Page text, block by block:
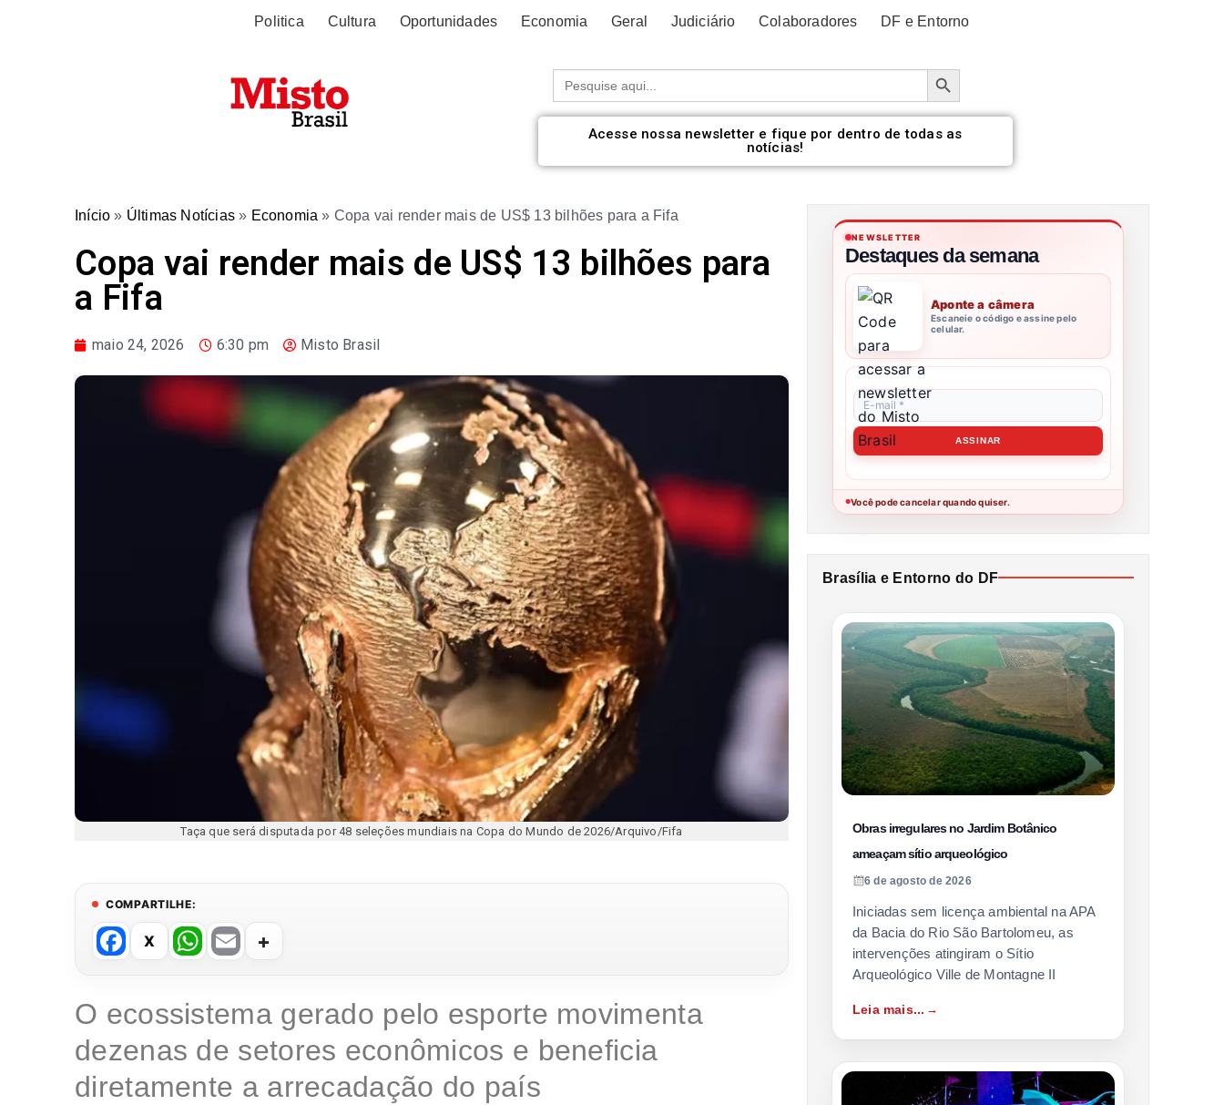
Politica Cultura Oportunidades Economia Geral Judiciário Colaboradores DF e Entorno
Procurar: Botão de pesquisa
Acesse nossa newsletter e fique por dentro de todas as
notícias!
Início » Últimas Notícias » Economia » Copa vai render mais de US$ 13 bilhões para a Fifa
Copa vai render mais de US$ 13 bilhões para
a Fifa
maio 24, 2026 6:30 pm Misto Brasil
Taça que será disputada por 48 seleções mundiais na Copa do Mundo de 2026/Arquivo/Fifa
COMPARTILHE:
F
a
c
e
b
o
W
h
at
s
A
p
E
ail
O ecossistema gerado pelo esporte movimenta
dezenas de setores econômicos e beneficia
diretamente a arrecadação do país
NEWSLETTER
Destaques da semana
Aponte a câmera
Escaneie o código e assine pelo
celular.
●Você pode cancelar quando quiser.
Brasília e Entorno do DF
Obras irregulares no Jardim Botânico
ameaçam sítio arqueológico
6 de agosto de 2026
Iniciadas sem licença ambiental na APA
da Bacia do Rio São Bartolomeu, as
intervenções atingiram o Sítio
Arqueológico Ville de Montagne II
Leia mais...